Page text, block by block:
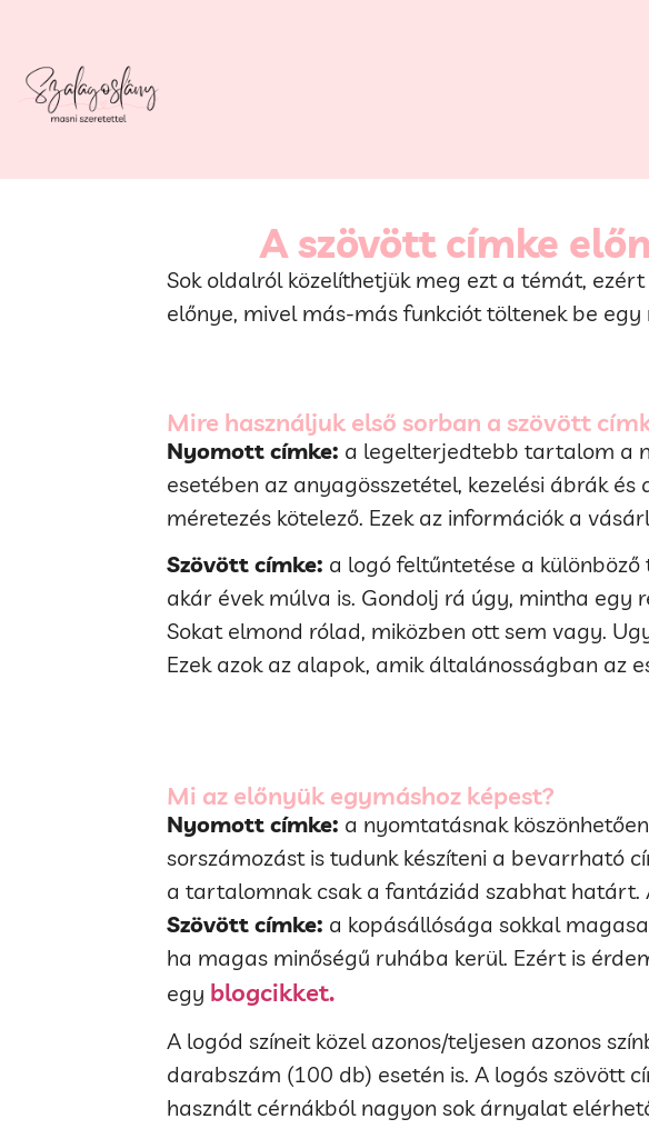
A szövött címke
Sok oldalról közelíthetjük meg ezt a témát,
előnye, mivel más-más funkciót töltenek be
Mire használjuk első sorban a szövött
Nyomott címke: a legelterjedtebb tartalom a
esetében az anyagösszetétel, kezelési ábrák
méretezés kötelező. Ezek az információk a
Szövött címke: a logó feltűntetése a
akár évek múlva is. Gondolj rá úgy, mintha egy
Sokat elmond rólad, miközben ott sem vagy.
Ezek azok az alapok, amik általánosságban az
Mi az előnyük egymáshoz képest?
Nyomott címke: a nyomtatásnak
sorszámozást is tudunk készíteni a bevarrható
a tartalomnak csak a fantáziád szabhat
Szövött címke: a kopásállósága sokkal
ha magas minőségű ruhába kerül. Ezért is
egy blogcikket.
A logód színeit közel azonos/teljesen azonos
darabszám (100 db) esetén is. A logós szövött
használt cérnákból nagyon sok árnyalat